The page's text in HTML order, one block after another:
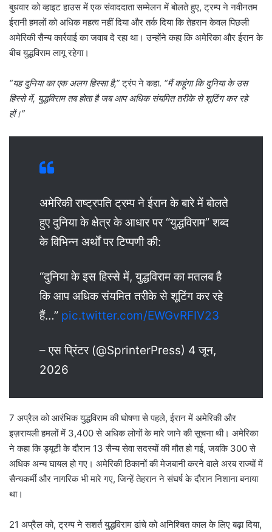
बुधवार को व्हाइट हाउस में एक संवाददाता सम्मेलन में बोलते हुए, ट्रम्प ने नवीनतम
ईरानी हमलों को अधिक महत्व नहीं दिया और तर्क दिया कि तेहरान केवल पिछली
अमेरिकी सैन्य कार्रवाई का जवाब दे रहा था। उन्होंने कहा कि अमेरिका और ईरान के
बीच युद्धविराम लागू रहेगा।
“यह दुनिया का एक अलग हिस्सा है,”ट्रंप ने कहा. “मैं कहूंगा कि दुनिया के उस
हिस्से में, युद्धविराम तब होता है जब आप अधिक संयमित तरीके से शूटिंग कर रहे
हों।”
अमेरिकी राष्ट्रपति ट्रम्प ने ईरान के बारे में बोलते
हुए दुनिया के क्षेत्र के आधार पर “युद्धविराम” शब्द
के विभिन्न अर्थों पर टिप्पणी की:
“दुनिया के इस हिस्से में, युद्धविराम का मतलब है
कि आप अधिक संयमित तरीके से शूटिंग कर रहे
हैं…” pic.twitter.com/EWGvRFIV23
– एस प्रिंटर (@SprinterPress) 4 जून,
2026
7 अप्रैल को आरंभिक युद्धविराम की घोषणा से पहले, ईरान में अमेरिकी और
इज़रायली हमलों में 3,400 से अधिक लोगों के मारे जाने की सूचना थी। अमेरिका
ने कहा कि ड्यूटी के दौरान 13 सैन्य सेवा सदस्यों की मौत हो गई, जबकि 300 से
अधिक अन्य घायल हो गए। अमेरिकी ठिकानों की मेजबानी करने वाले अरब राज्यों में
सैन्यकर्मी और नागरिक भी मारे गए, जिन्हें तेहरान ने संघर्ष के दौरान निशाना बनाया
था।
21 अप्रैल को, ट्रम्प ने सशर्त युद्धविराम ढांचे को अनिश्चित काल के लिए बढ़ा दिया,